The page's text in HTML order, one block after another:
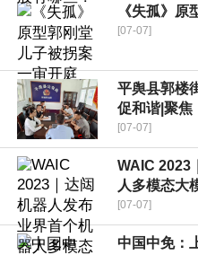
《失孤》
[07-07]
平舆县郭楼
促和谐|聚焦
[07-07]
WAIC 2023
人多模态大
[07-07]
中国中免：